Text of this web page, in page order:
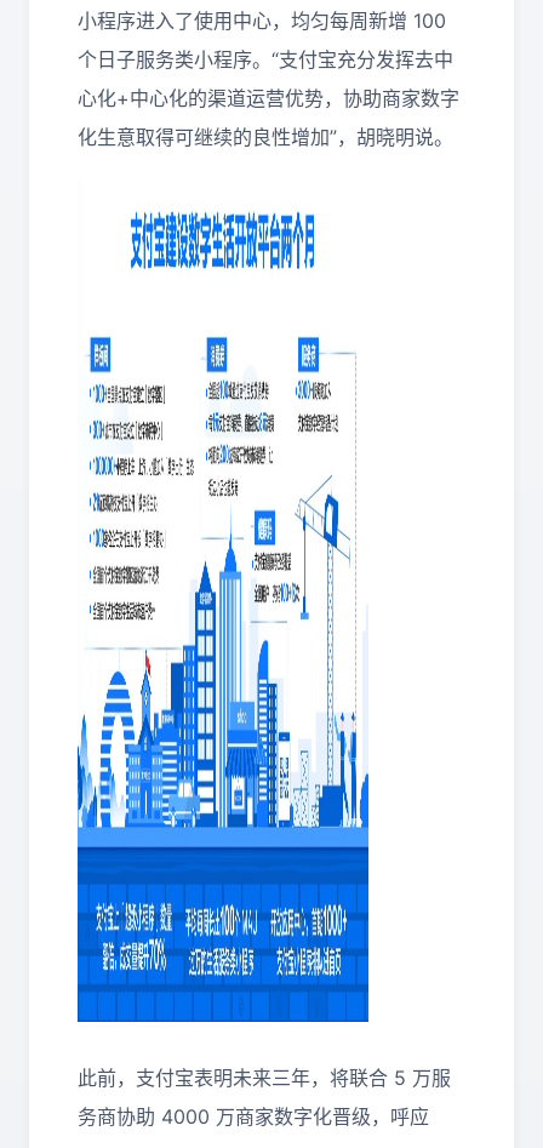
小程序进入了使用中心，均匀每周新增 100
个日子服务类小程序。“支付宝充分发挥去中
心化+中心化的渠道运营优势，协助商家数字
化生意取得可继续的良性增加”，胡晓明说。
此前，支付宝表明未来三年，将联合 5 万服
务商协助 4000 万商家数字化晋级，呼应